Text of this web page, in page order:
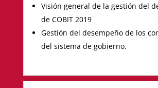
Visión general de la gestión del
de COBIT 2019
Gestión del desempeño de los
del sistema de gobierno.